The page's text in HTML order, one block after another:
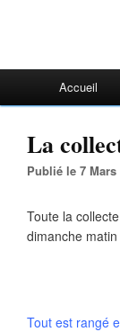
Accueil
La
Publié le 7 Mars
Toute la
dimanche
Tout est rangé